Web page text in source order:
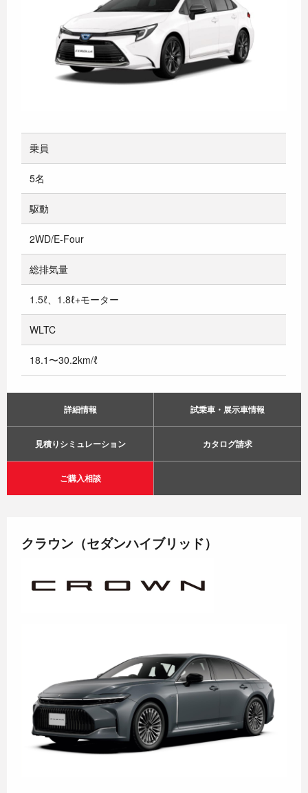
乗員
5名
駆動
2WD/E-Four
総排気量
1.5ℓ、1.8ℓ+モーター
WLTC
18.1〜30.2km/ℓ
詳細情報 試乗車・展示車情報
見積りシミュレーション カタログ請求
ご購入相談
クラウン（セダンハイブリッド）